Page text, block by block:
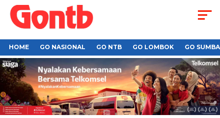
HOME GO NASIONAL GO NTB GO LOMBOK GO